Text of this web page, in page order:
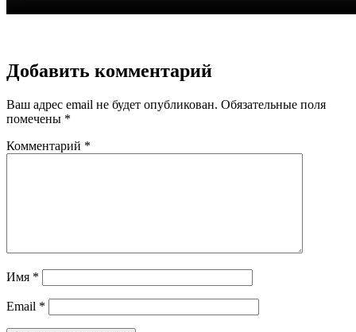
Добавить комментарий
Ваш адрес email не будет опубликован. Обязательные поля
помечены *
Комментарий *
Имя *
Email *